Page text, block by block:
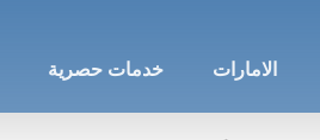
الامارات خدمات حصرية